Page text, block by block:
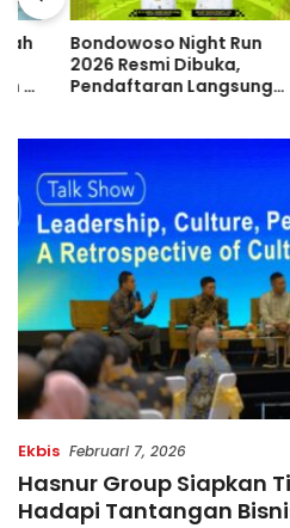
Bondowoso Night Run
2026 Resmi Dibuka,
Pendaftaran Langsung
Ekbis Februari 7, 2026
Hasnur Group Siapkan
Hadapi Tantangan